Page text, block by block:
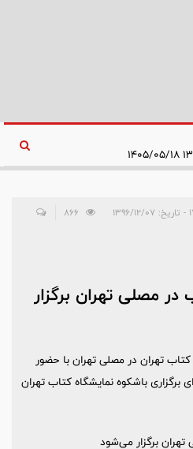
مصلی تهران برگزار
تهران در مصلی تهران با حضور
برگزاری باشکوه نمایشگاه کتاب تهران